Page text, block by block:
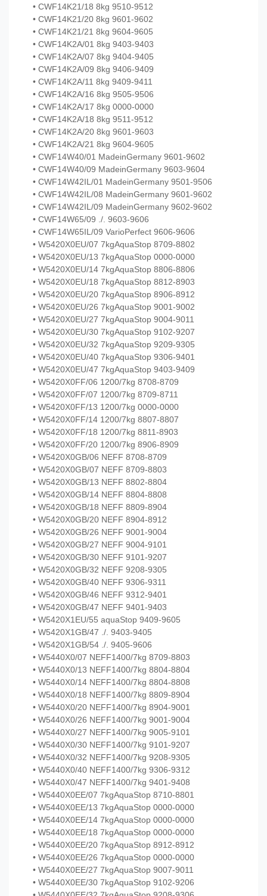
• CWF14K21/18 8kg 9510-9512
• CWF14K21/20 8kg 9601-9602
• CWF14K21/21 8kg 9604-9605
• CWF14K2A/01 8kg 9403-9403
• CWF14K2A/07 8kg 9404-9405
• CWF14K2A/09 8kg 9406-9409
• CWF14K2A/11 8kg 9409-9411
• CWF14K2A/16 8kg 9505-9506
• CWF14K2A/17 8kg 0000-0000
• CWF14K2A/18 8kg 9511-9512
• CWF14K2A/20 8kg 9601-9603
• CWF14K2A/21 8kg 9604-9605
• CWF14W40/01 MadeinGermany 9601-9602
• CWF14W40/09 MadeinGermany 9603-9604
• CWF14W42IL/01 MadeinGermany 9501-9506
• CWF14W42IL/08 MadeinGermany 9601-9602
• CWF14W42IL/09 MadeinGermany 9602-9602
• CWF14W65/09 ./. 9603-9606
• CWF14W65IL/09 VarioPerfect 9606-9606
• W5420X0EU/07 7kgAquaStop 8709-8802
• W5420X0EU/13 7kgAquaStop 0000-0000
• W5420X0EU/14 7kgAquaStop 8806-8806
• W5420X0EU/18 7kgAquaStop 8812-8903
• W5420X0EU/20 7kgAquaStop 8906-8912
• W5420X0EU/26 7kgAquaStop 9001-9002
• W5420X0EU/27 7kgAquaStop 9004-9011
• W5420X0EU/30 7kgAquaStop 9102-9207
• W5420X0EU/32 7kgAquaStop 9209-9305
• W5420X0EU/40 7kgAquaStop 9306-9401
• W5420X0EU/47 7kgAquaStop 9403-9409
• W5420X0FF/06 1200/7kg 8708-8709
• W5420X0FF/07 1200/7kg 8709-8711
• W5420X0FF/13 1200/7kg 0000-0000
• W5420X0FF/14 1200/7kg 8807-8807
• W5420X0FF/18 1200/7kg 8811-8903
• W5420X0FF/20 1200/7kg 8906-8909
• W5420X0GB/06 NEFF 8708-8709
• W5420X0GB/07 NEFF 8709-8803
• W5420X0GB/13 NEFF 8802-8804
• W5420X0GB/14 NEFF 8804-8808
• W5420X0GB/18 NEFF 8809-8904
• W5420X0GB/20 NEFF 8904-8912
• W5420X0GB/26 NEFF 9001-9004
• W5420X0GB/27 NEFF 9004-9101
• W5420X0GB/30 NEFF 9101-9207
• W5420X0GB/32 NEFF 9208-9305
• W5420X0GB/40 NEFF 9306-9311
• W5420X0GB/46 NEFF 9312-9401
• W5420X0GB/47 NEFF 9401-9403
• W5420X1EU/55 aquaStop 9409-9605
• W5420X1GB/47 ./. 9403-9405
• W5420X1GB/54 ./. 9405-9606
• W5440X0/07 NEFF1400/7kg 8709-8803
• W5440X0/13 NEFF1400/7kg 8804-8804
• W5440X0/14 NEFF1400/7kg 8804-8808
• W5440X0/18 NEFF1400/7kg 8809-8904
• W5440X0/20 NEFF1400/7kg 8904-9001
• W5440X0/26 NEFF1400/7kg 9001-9004
• W5440X0/27 NEFF1400/7kg 9005-9101
• W5440X0/30 NEFF1400/7kg 9101-9207
• W5440X0/32 NEFF1400/7kg 9208-9305
• W5440X0/40 NEFF1400/7kg 9306-9312
• W5440X0/47 NEFF1400/7kg 9401-9408
• W5440X0EE/07 7kgAquaStop 8710-8801
• W5440X0EE/13 7kgAquaStop 0000-0000
• W5440X0EE/14 7kgAquaStop 0000-0000
• W5440X0EE/18 7kgAquaStop 0000-0000
• W5440X0EE/20 7kgAquaStop 8912-8912
• W5440X0EE/26 7kgAquaStop 0000-0000
• W5440X0EE/27 7kgAquaStop 9007-9011
• W5440X0EE/30 7kgAquaStop 9102-9206